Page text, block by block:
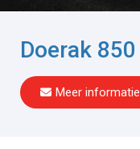
Doerak
Meer informatie